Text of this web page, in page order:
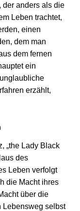
der anders als die
Leben trachtet,
einen
dem man
dem fernen
ein
erzählt,
„the Lady Black
des
Leben verfolgt
die Macht ihres
über die
Lebensweg selbst